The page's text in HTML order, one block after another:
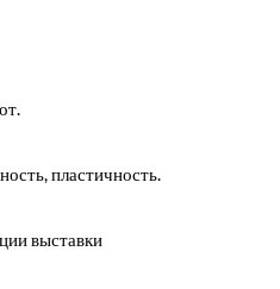
пластичность.
выставки